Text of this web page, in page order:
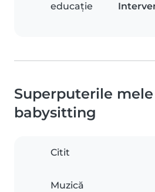
educație
Superputerile
babysitting
Citit
Muzică